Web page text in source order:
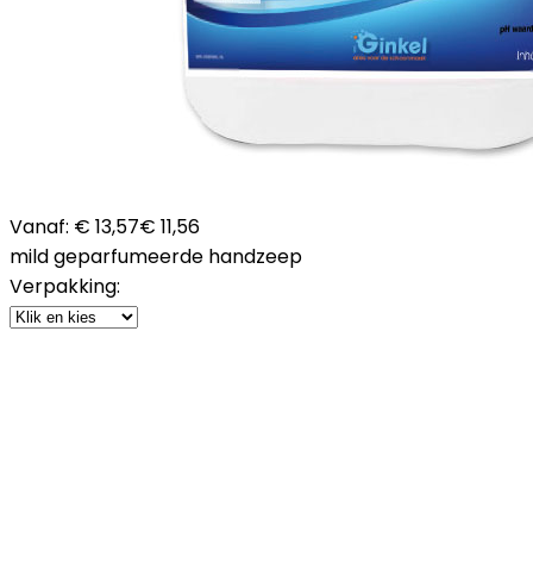
Vanaf: € 13,57€ 11,56
mild geparfumeerde handzeep
Verpakking: